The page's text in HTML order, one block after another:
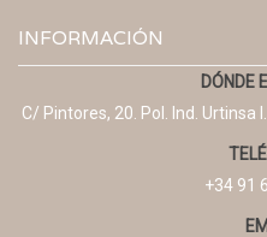
INFORMACIÓN
DÓNDE
C/ Pintores, 20. Pol. Ind. Urtinsa
+34 91